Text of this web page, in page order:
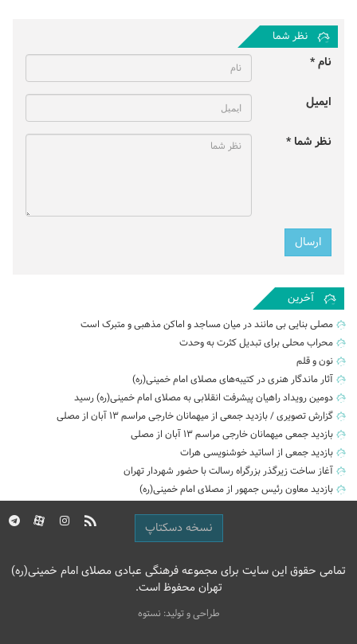
نظر شما
نام *
ایمیل
نظر شما *
آخرین
مصلی بنایی بی مانند در میان مساجد و اماکن مذهبی و متبرک است
محراب محلی برای تبدیل کثرت به وحدت
نون و قلم
آثار ماندگار هنری در کتیبه‌های مصلای امام خمینی(ره)
دومین رویداد راهیان پیشرفت انقلابی به مصلای امام خمینی(ره) رسید
گزارش تصویری / بازدید جمعی از میهمانان خارجی مراسم ۱۳ آبان از مصلی
بازدید جمعی میهمانان خارجی مراسم ۱۳ آبان از مصلی
بازدید جمعی از اساتید خوشنویسی هرات
آغاز ساخت زیرگذر بزرگراه رسالت با حضور شهردار تهران
بازدید معاون رئیس جمهور از مصلای امام خمینی(ره)
نسخه دسکتاپ
تمامی حقوق این سایت برای مجموعه فرهنگی عبادی مصلای امام خمینی(ره)
تهران محفوظ است.
طراحی و تولید: نستوه